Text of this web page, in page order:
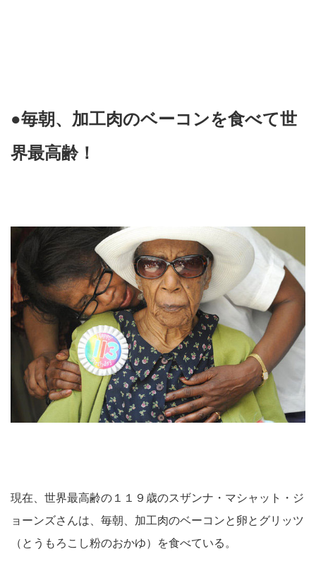
●毎朝、加工肉のベーコンを食べて世
界最高齢！
現在、世界最高齢の１１９歳のスザンナ・マシャット・ジ
ョーンズさんは、毎朝、加工肉のベーコンと卵とグリッツ
（とうもろこし粉のおかゆ）を食べている。